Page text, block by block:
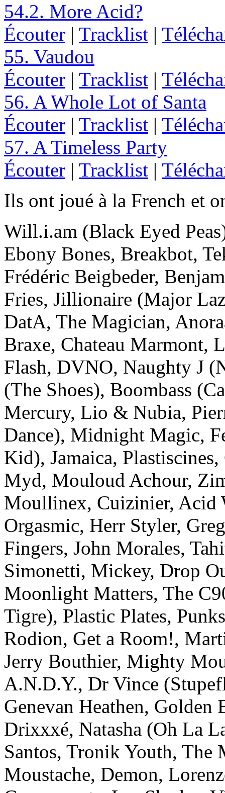
54.2. More Acid?
Écouter | Tracklist |
55. Vaudou
Écouter | Tracklist |
56. A Whole Lot of Santa
Écouter | Tracklist |
57. A Timeless Party
Écouter | Tracklist |
Ils ont joué à la French et
Will.i.am (Black Eyed
Ebony Bones, Breakbot,
Frédéric Beigbeder,
Fries, Jillionaire (Major
DatA, The Magician,
Braxe, Chateau Marmont,
Flash, DVNO, Naughty J
(The Shoes), Boombass
Mercury, Lio & Nubia,
Dance), Midnight Magic,
Kid), Jamaica,
Myd, Mouloud Achour,
Moullinex, Cuizinier, Acid
Orgasmic, Herr Styler,
Fingers, John Morales,
Simonetti, Mickey, Drop
Moonlight Matters, The
Tigre), Plastic Plates,
Rodion, Get a Room!,
Jerry Bouthier, Mighty
A.N.D.Y., Dr Vince
Genevan Heathen,
Drixxxé, Natasha (Oh La
Santos, Tronik Youth, The
Moustache, Demon,